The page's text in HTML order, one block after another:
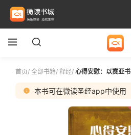
首页/ 全部书籍/ 释经/ 心得安慰：以赛亚书
本书可在微读圣经app中使用